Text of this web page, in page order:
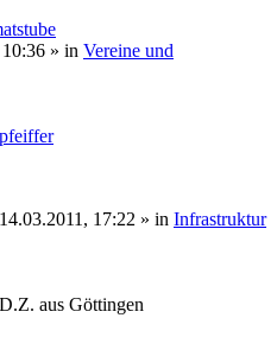
» in Vereine und
pfeiffer
17:22 » in Infrastruktur
D.Z. aus Göttingen